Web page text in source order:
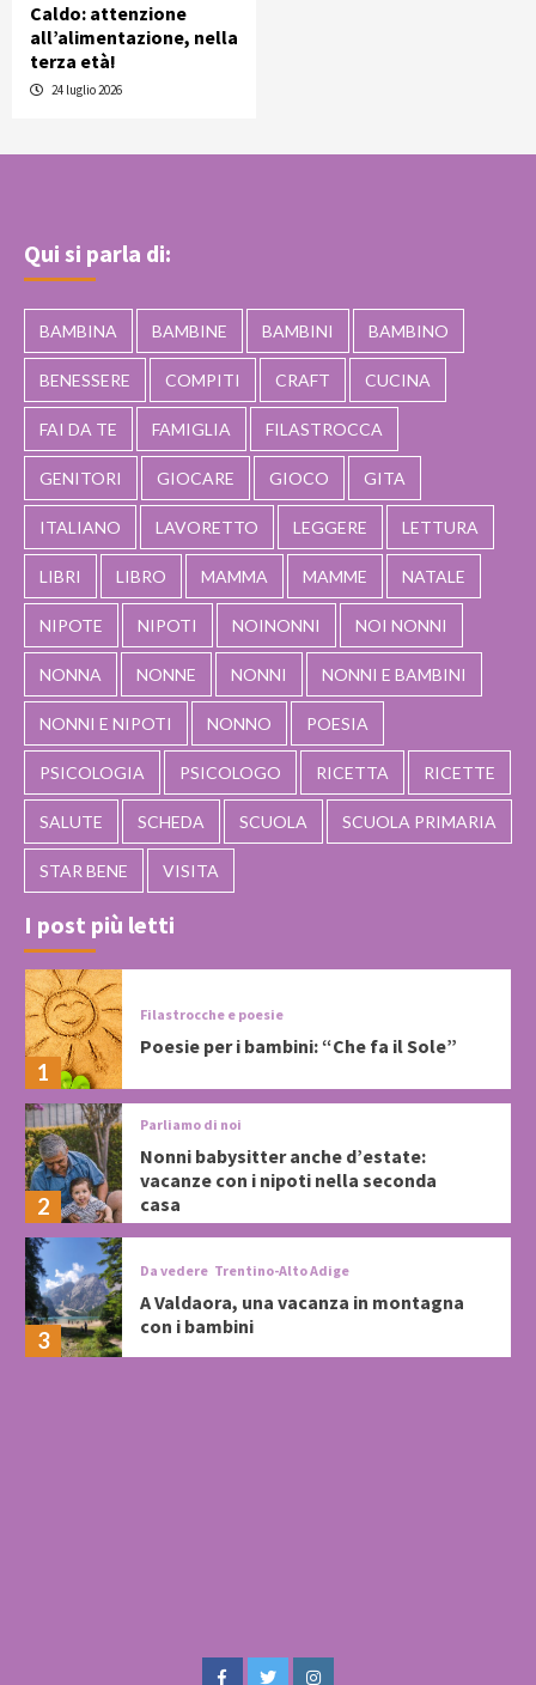
Caldo: attenzione
all’alimentazione, nella
terza età!
24 luglio 2026
Qui si parla di:
BAMBINA BAMBINE BAMBINI BAMBINO
BENESSERE COMPITI CRAFT CUCINA
FAI DA TE FAMIGLIA FILASTROCCA
GENITORI GIOCARE GIOCO GITA
ITALIANO LAVORETTO LEGGERE LETTURA
LIBRI LIBRO MAMMA MAMME NATALE
NIPOTE NIPOTI NOINONNI NOI NONNI
NONNA NONNE NONNI NONNI E BAMBINI
NONNI E NIPOTI NONNO POESIA
PSICOLOGIA PSICOLOGO RICETTA RICETTE
SALUTE SCHEDA SCUOLA SCUOLA PRIMARIA
STAR BENE VISITA
I post più letti
1
Filastrocche e poesie
Poesie per i bambini: “Che fa il Sole”
2
Parliamo di noi
Nonni babysitter anche d’estate:
vacanze con i nipoti nella seconda
casa
3
Da vedere Trentino-Alto Adige
A Valdaora, una vacanza in montagna
con i bambini